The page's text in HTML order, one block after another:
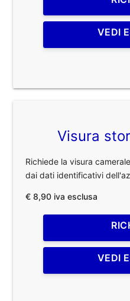
VEDI
Visura
Richiede la visura
dai dati identificativi
€ 8,90 iva esclusa
VEDI